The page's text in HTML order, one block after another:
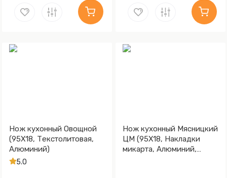
Нож кухонный Овощной
(95Х18, Текстолитовая,
Алюминий)
5.0
Нож кухонный Мясницкий
ЦМ (95Х18, Накладки
микарта, Алюминий,